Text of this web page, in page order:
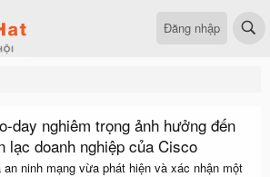
Đăng nhập
day nghiêm trọng ảnh hưởng đến
lạc doanh nghiệp của Cisco
ninh mạng vừa phát hiện và xác nhận một